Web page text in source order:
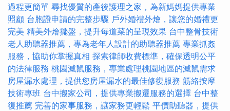
過程更簡單 尋找優質的產後護理之家，為新媽媽提供專業
照顧 台胞證申請的完整步驟 戶外婚禮外燴，讓您的婚禮更
完美 精美外燴擺盤，提升每道菜的呈現效果 台中整骨技術
老人助聽器推薦，專為老年人設計的助聽器推薦 專業抓姦
服務，協助你掌握真相 探索律師收費標準，確保透明公平
的法律服務 桃園滅鼠服務，專業處理桃園地區的滅鼠需求
房屋漏水處理，提供您房屋漏水的最佳修復服務 筋絡按摩
技術專班 台中搬家公司，提供專業搬遷服務的選擇 台中整
復推薦 完善的家事服務，讓家務更輕鬆 平價助聽器，提供